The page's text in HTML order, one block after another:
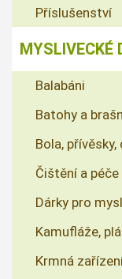
Příslušenství
MYSLIVECKÉ
Balabáni
Batohy a
Bola,
Čištění a
Dárky pro
Kamufláže,
Krmná